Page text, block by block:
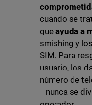
cuando se
que ayuda a
smishing y
SIM. Para
usuario, los
número de
nunca se